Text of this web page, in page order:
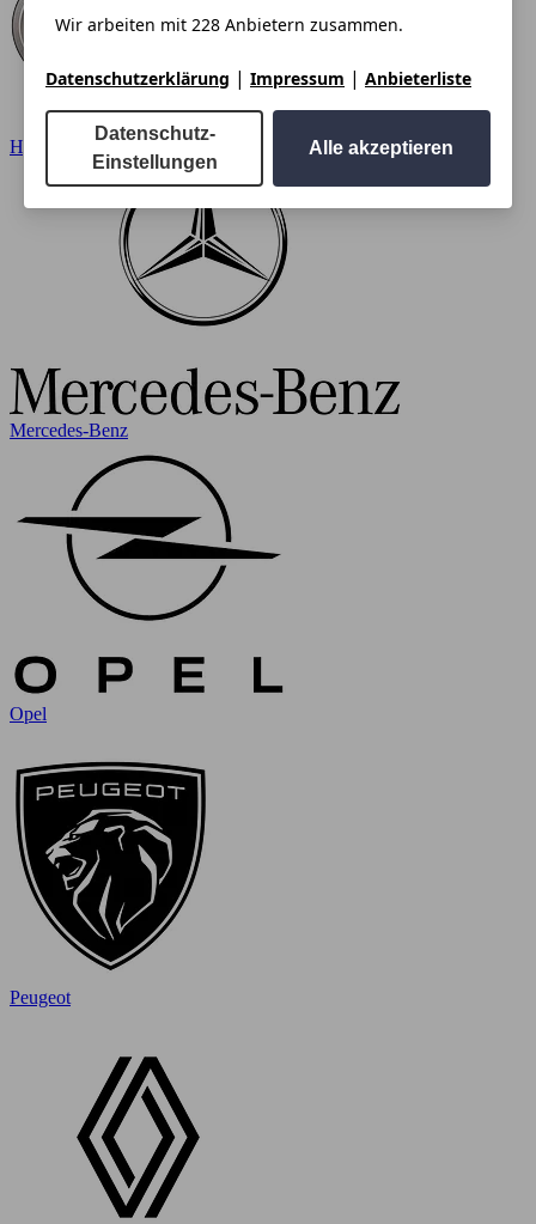
Hyundai
Mercedes-Benz
Opel
Peugeot
Wir arbeiten mit 228 Anbietern zusammen.
Datenschutzerklärung | Impressum | Anbieterliste
Datenschutz-
Einstellungen
Alle akzeptieren